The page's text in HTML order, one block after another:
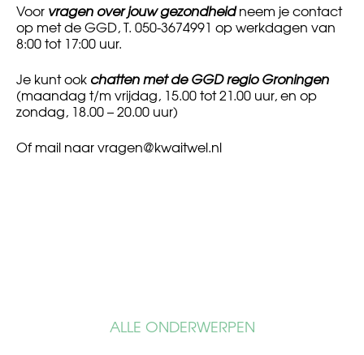
ALLE ONDERWERPEN
Voor vragen over jouw gezondheidneem je contact
op met de GGD, T. 050-3674991 op werkdagen van
8:00 tot 17:00 uur.
Je kunt ook chatten met de GGD regio Groningen
(maandag t/m vrijdag, 15.00 tot 21.00 uur, en op
zondag, 18.00 – 20.00 uur)
Of mail naarvragen@kwaitwel.nl